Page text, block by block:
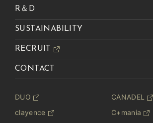
R＆D
SUSTAINABILITY
RECRUIT
CONTACT
DUO
CANADEL
clayence
C+mania